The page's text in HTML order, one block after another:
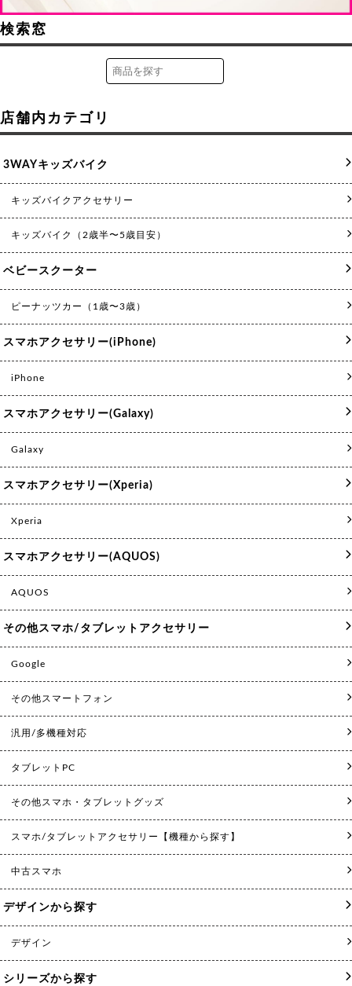
検索窓
店舗内カテゴリ
3WAYキッズバイク
キッズバイクアクセサリー
キッズバイク（2歳半〜5歳目安）
ベビースクーター
ピーナッツカー（1歳〜3歳）
スマホアクセサリー(iPhone)
iPhone
スマホアクセサリー(Galaxy)
Galaxy
スマホアクセサリー(Xperia)
Xperia
スマホアクセサリー(AQUOS)
AQUOS
その他スマホ/タブレットアクセサリー
Google
その他スマートフォン
汎用/多機種対応
タブレットPC
その他スマホ・タブレットグッズ
スマホ/タブレットアクセサリー【機種から探す】
中古スマホ
デザインから探す
デザイン
シリーズから探す